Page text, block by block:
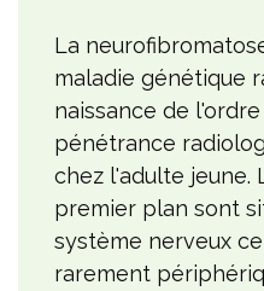
La
maladie génétique
naissance de
pénétrance
chez l'adulte jeune.
premier plan sont
système nerveux
rarement